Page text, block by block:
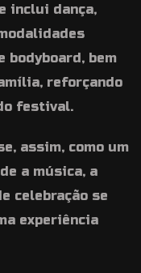
inclui dança,
bodyboard, bem
reforçando
festival.
assim, como um
a música, a
celebração se
experiência